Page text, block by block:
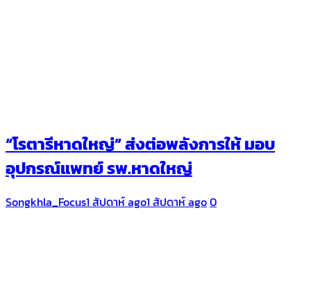
“โรตารีหาดใหญ่” ส่งต่อพลังการให้ มอบ
อุปกรณ์แพทย์ รพ.หาดใหญ่
Songkhla_Focus1 สัปดาห์ ago1 สัปดาห์ ago0